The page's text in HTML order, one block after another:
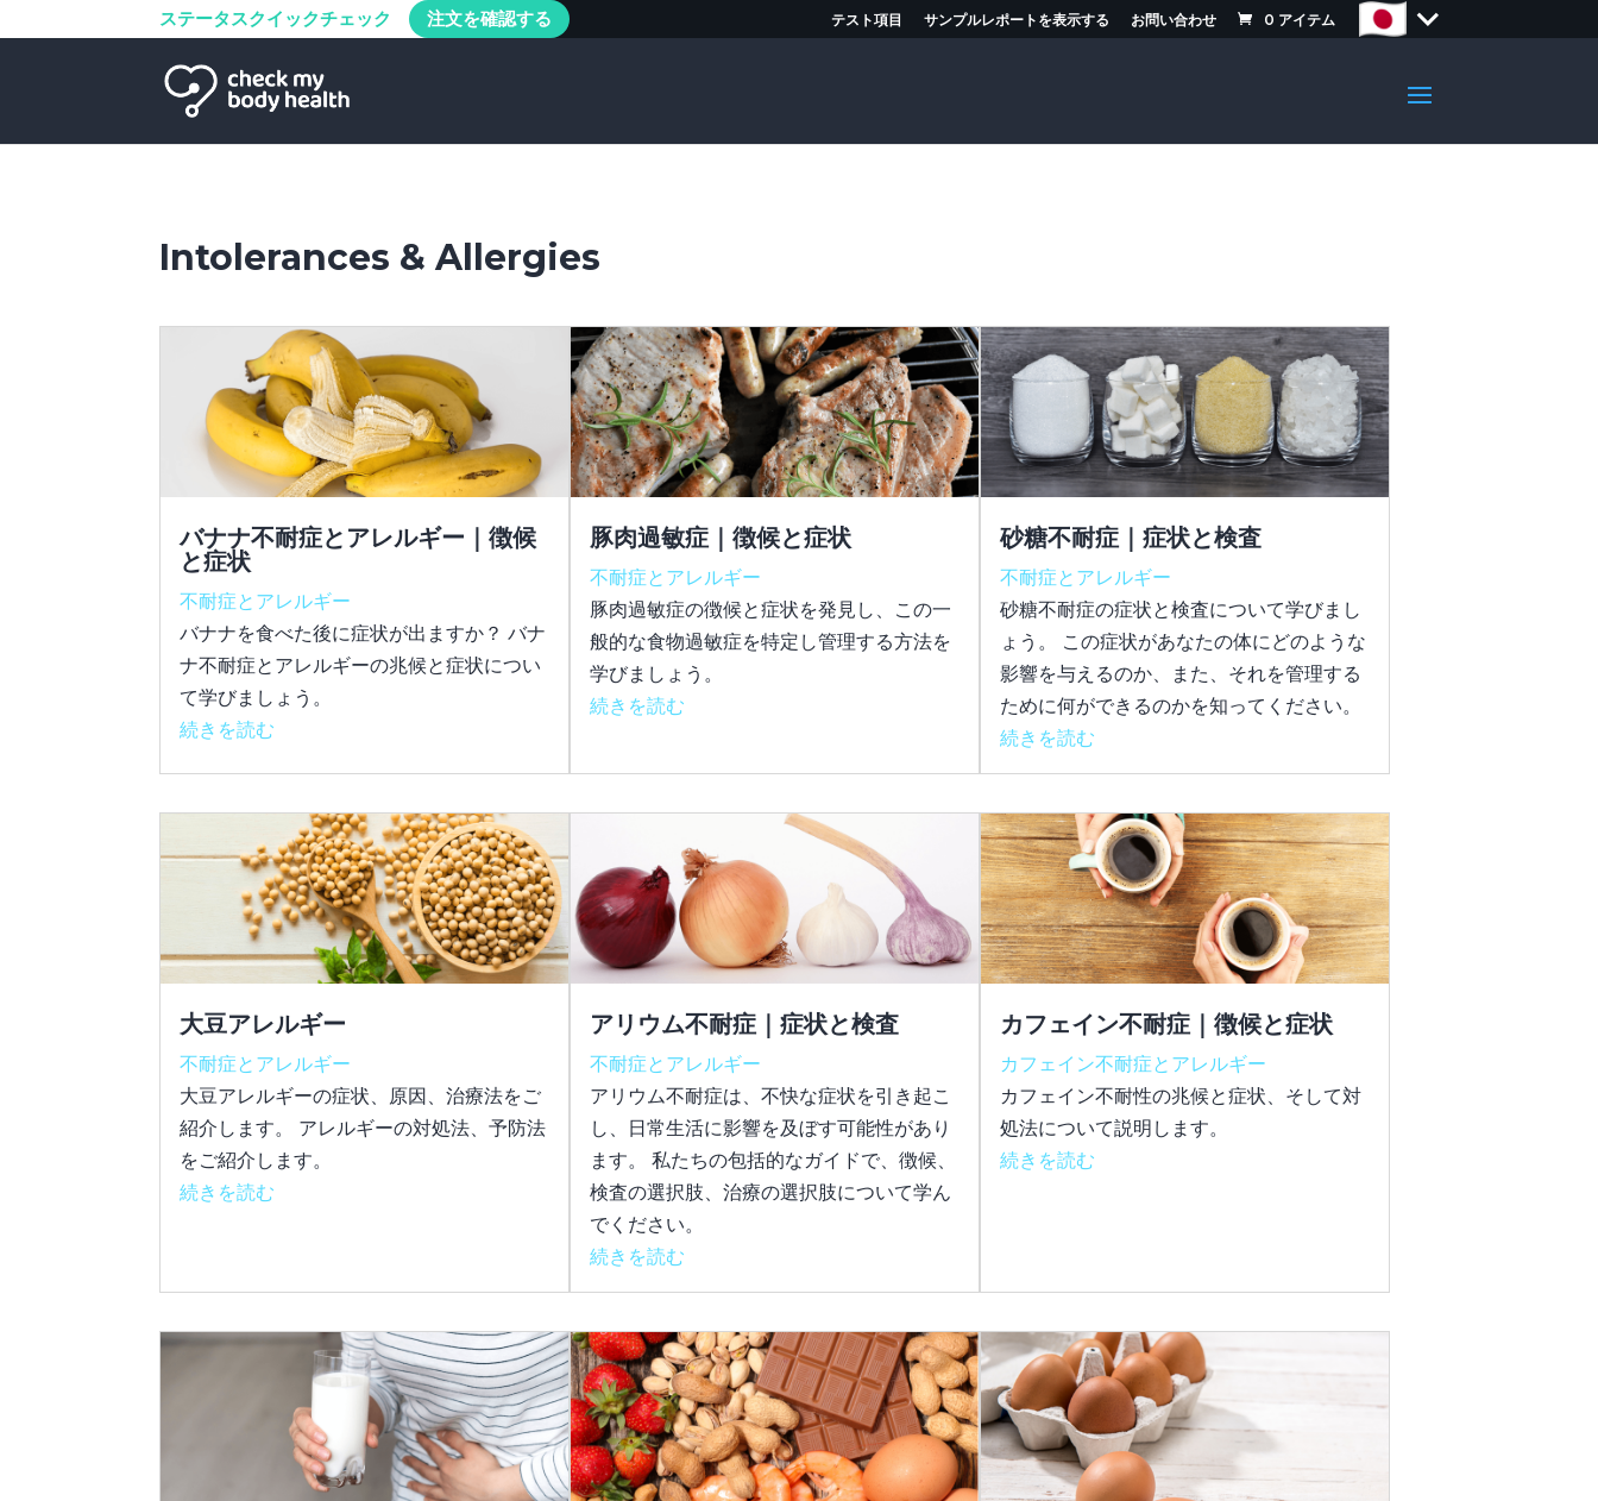
ステータスクイックチェック 注文を確認する テスト項目 サンプルレポートを表示する お問い合わせ 0 アイテム
Intolerances & Allergies
バナナ不耐症とアレルギー｜徴候
と症状
不耐症とアレルギー
バナナを食べた後に症状が出ますか？ バナ
ナ不耐症とアレルギーの兆候と症状につい
て学びましょう。
続きを読む
豚肉過敏症｜徴候と症状
不耐症とアレルギー
豚肉過敏症の徴候と症状を発見し、この一
般的な食物過敏症を特定し管理する方法を
学びましょう。
続きを読む
砂糖不耐症｜症状と検査
不耐症とアレルギー
砂糖不耐症の症状と検査について学びまし
ょう。 この症状があなたの体にどのような
影響を与えるのか、また、それを管理する
ために何ができるのかを知ってください。
続きを読む
大豆アレルギー
不耐症とアレルギー
大豆アレルギーの症状、原因、治療法をご
紹介します。 アレルギーの対処法、予防法
をご紹介します。
続きを読む
アリウム不耐症｜症状と検査
不耐症とアレルギー
アリウム不耐症は、不快な症状を引き起こ
し、日常生活に影響を及ぼす可能性があり
ます。 私たちの包括的なガイドで、徴候、
検査の選択肢、治療の選択肢について学ん
でください。
続きを読む
カフェイン不耐症｜徴候と症状
カフェイン不耐症とアレルギー
カフェイン不耐性の兆候と症状、そして対
処法について説明します。
続きを読む